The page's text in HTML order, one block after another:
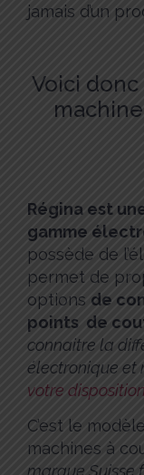
jamais d’un
Voici
Régina est
gamme
possède de
permet de
options de
points de
connaitre la
électronique et
votre
C’est le modèle
machines à